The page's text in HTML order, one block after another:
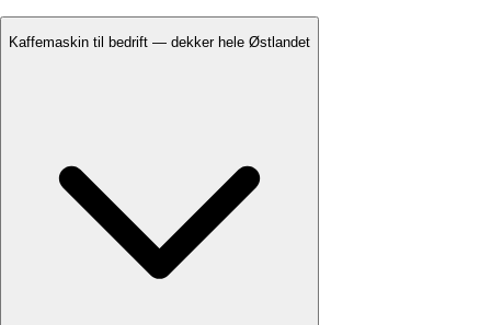
Kaffemaskin til bedrift — dekker hele Østlandet